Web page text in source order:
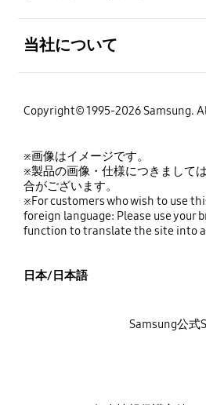
当社について
Copyright© 1995-2026 Samsung.
※画像はイメージです。
※製品の画像・仕様につきまして
合がございます。
※For customers who wish to use
foreign language: Please use your
function to translate the site into
日本/日本語
Samsung公式